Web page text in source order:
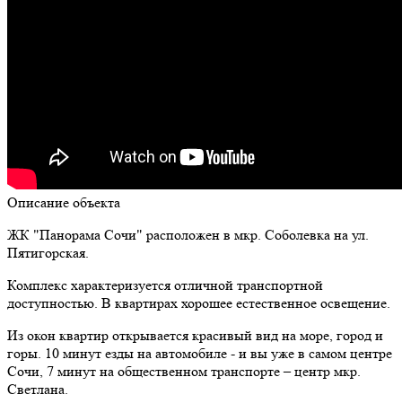
Описание объекта
ЖК "Панорама Сочи" расположен в мкр. Соболевка на ул.
Пятигорская.
Комплекс характеризуется отличной транспортной
доступностью. В квартирах хорошее естественное освещение.
Из окон квартир открывается красивый вид на море, город и
горы. 10 минут езды на автомобиле - и вы уже в самом центре
Сочи, 7 минут на общественном транспорте – центр мкр.
Светлана.